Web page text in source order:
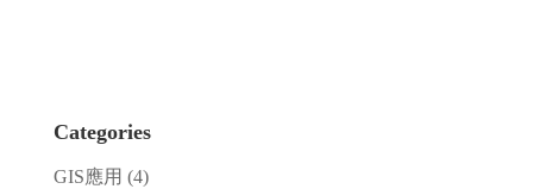
Categories
GIS應用 (4)